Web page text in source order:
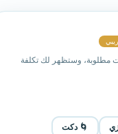
مطلوبة، وستظهر لك تكلفة
🌀 دكت